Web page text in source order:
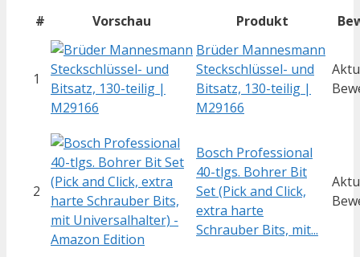
# Vorschau Produkt
1
Brüder Mannesmann
Steckschlüssel- und
Bitsatz, 130-teilig |
M29166
2
Bosch Professional
40-tlgs. Bohrer Bit
Set (Pick and Click,
extra harte
Schrauber Bits, mit...